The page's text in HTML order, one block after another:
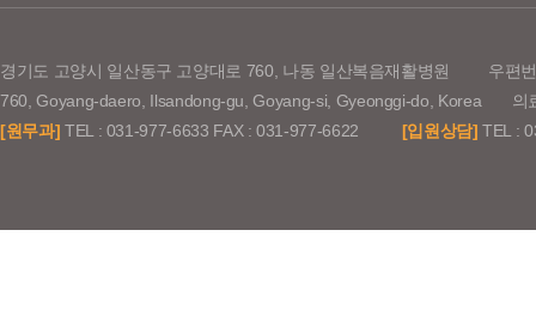
경기도 고양시 일산동구 고양대로 760, 나동 일산복음재활병원
우편
760, Goyang-daero, Ilsandong-gu, Goyang-si, Gyeonggi-do, Korea 의
[원무과] TEL : 031-977-6633 FAX : 031-977-6622 [입원상담]TEL :